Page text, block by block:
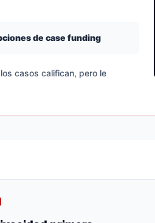
de case funding
casos califican, pero le